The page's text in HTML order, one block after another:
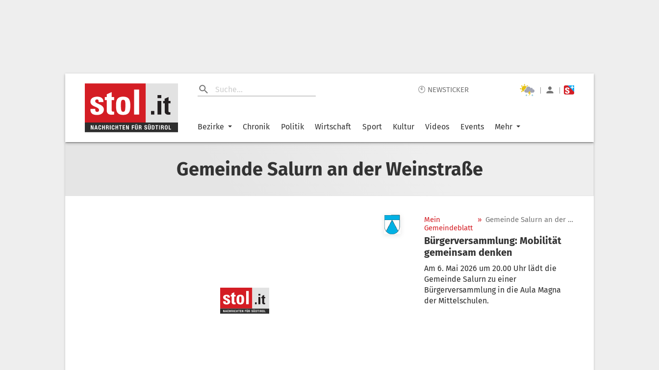
🕙 NEWSTICKER | |
Bezirke Chronik Politik Wirtschaft Sport Kultur Videos Events Mehr
Gemeinde Salurn an der Weinstraße
Mein
Gemeindeblatt
» Gemeinde Salurn an der Weinstraße
Bürgerversammlung: Mobilität
gemeinsam denken
Am 6. Mai 2026 um 20.00 Uhr lädt die
Gemeinde Salurn zu einer
Bürgerversammlung in die Aula Magna
der Mittelschulen.